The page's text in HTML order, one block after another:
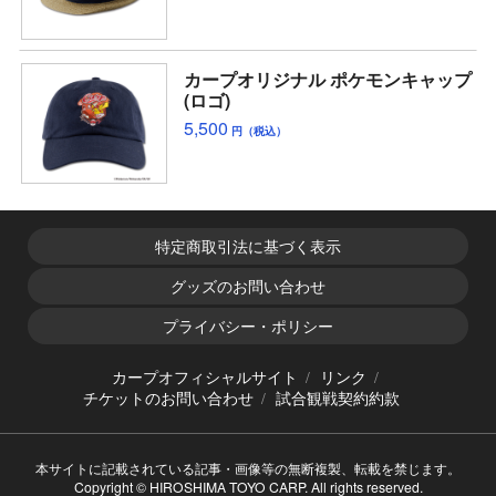
カープオリジナル ポケモンキャップ
(ロゴ)
5,500 円（税込）
特定商取引法に基づく表示
グッズのお問い合わせ
プライバシー・ポリシー
カープオフィシャルサイト
リンク
チケットのお問い合わせ
試合観戦契約約款
本サイトに記載されている記事・画像等の無断複製、転載を禁じます。
Copyright © HIROSHIMA TOYO CARP. All rights reserved.